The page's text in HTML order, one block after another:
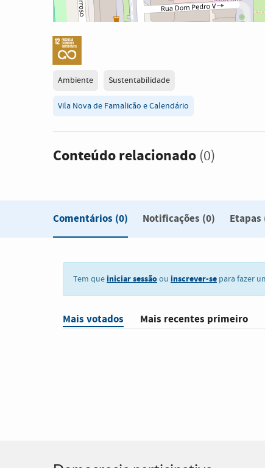
Ambiente Sustentabilidade
Vila Nova de Famalicão e Calendário
Conteúdo relacionado (0)
Comentários (0) Notificações (0) Etapas
Tem que iniciar sessãoou inscrever-se para fazer
Mais votados Mais recentes primeiro